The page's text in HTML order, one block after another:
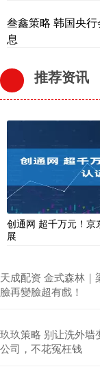
叁鑫策略 韩国央
息
推荐资讯
创通网 超千万元！
展
天成配资 金式森林
臉再變臉超有戲！
玖玖策略 别让洗外墙
公司，不花冤枉钱